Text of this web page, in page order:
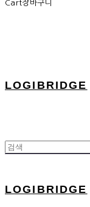
Cart장바구니
LOGIBRIDGE
LOGIBRIDGE